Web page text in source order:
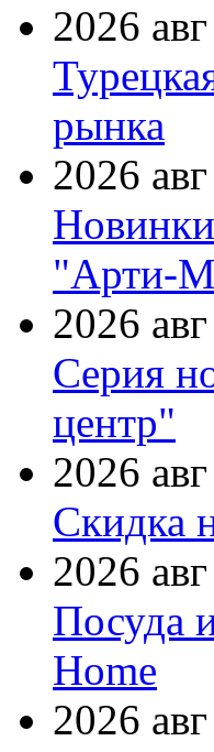
2026
рынка
2026
"Арти-
2026
Серия
центр"
2026
Скидка
2026
Посуда
Home
2026